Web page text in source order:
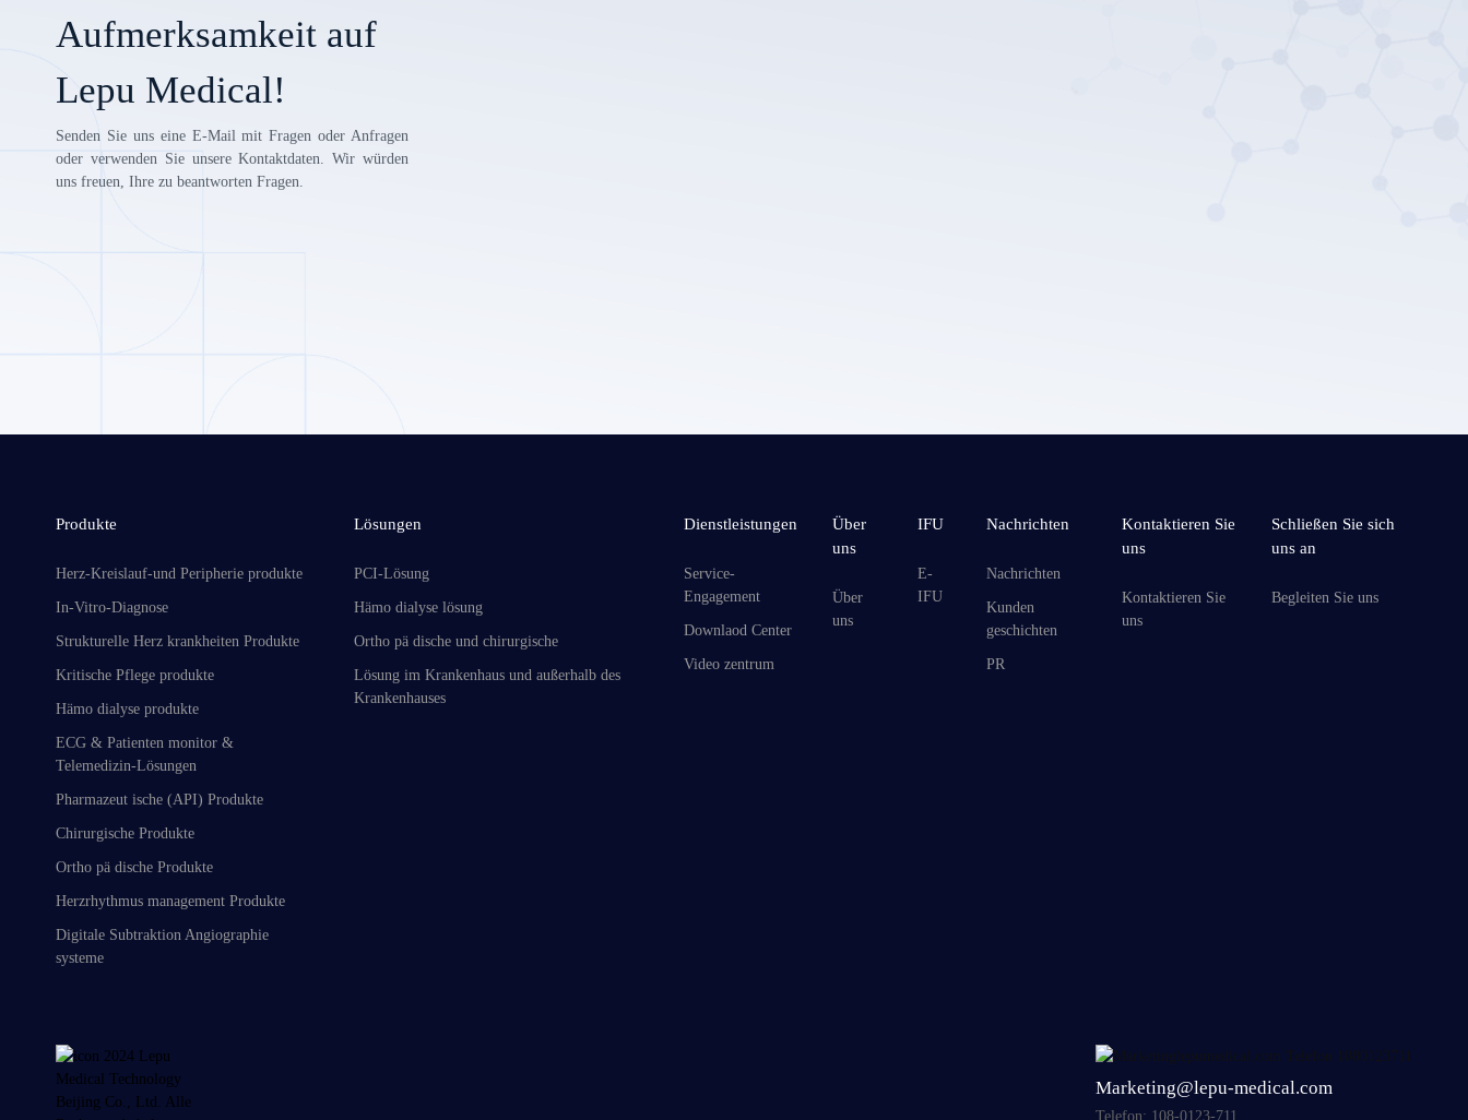
Aufmerksamkeit auf
Lepu Medical!
Senden Sie uns eine E-Mail mit Fragen oder Anfragen
oder verwenden Sie unsere Kontaktdaten. Wir würden
uns freuen, Ihre zu beantworten Fragen.
Produkte
Herz-Kreislauf-und Peripherie produkte
In-Vitro-Diagnose
Strukturelle Herz krankheiten Produkte
Kritische Pflege produkte
Hämo dialyse produkte
ECG & Patienten monitor &
Telemedizin-Lösungen
Pharmazeut ische (API) Produkte
Chirurgische Produkte
Ortho pä dische Produkte
Herzrhythmus management Produkte
Digitale Subtraktion Angiographie
systeme
Lösungen
PCI-Lösung
Hämo dialyse lösung
Ortho pä dische und chirurgische
Lösung im Krankenhaus und außerhalb des
Krankenhauses
Dienstleistungen
Service-
Engagement
Downlaod Center
Video zentrum
Über
uns
Über
uns
IFU
E-
IFU
Nachrichten
Nachrichten
Kunden
geschichten
PR
Kontaktieren Sie
uns
Kontaktieren Sie
uns
Schließen Sie sich
uns an
Begleiten Sie uns
Marketing@lepu-medical.com
Telefon: 108-0123-711